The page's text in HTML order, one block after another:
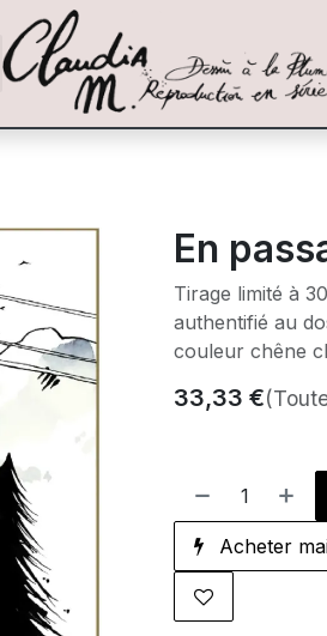
En
Tirage limité à
authentifié au
couleur chêne
33,33 €
Acheter